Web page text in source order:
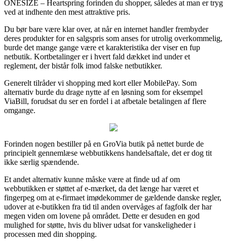
ONESIZE – Heartspring forinden du shopper, således at man er tryg
ved at indhente den mest attraktive pris.
Du bør bare være klar over, at når en internet handler frembyder
deres produkter for en salgspris som anses for utrolig overkommelig,
burde det mange gange være et karakteristika der viser en fup
netbutik. Kortbetalinger er i hvert fald dækket ind under et
reglement, der bistår folk imod falske netbutikker.
Generelt tilråder vi shopping med kort eller MobilePay. Som
alternativ burde du drage nytte af en løsning som for eksempel
ViaBill, forudsat du ser en fordel i at afbetale betalingen af flere
omgange.
Forinden nogen bestiller på en GroVia butik på nettet burde de
principielt gennemlæse webbutikkens handelsaftale, det er dog tit
ikke særlig spændende.
Et andet alternativ kunne måske være at finde ud af om
webbutikken er støttet af e-mærket, da det længe har været et
fingerpeg om at e-firmaet imødekommer de gældende danske regler,
udover at e-butikken fra tid til anden overvåges af fagfolk der har
megen viden om lovene på området. Dette er desuden en god
mulighed for støtte, hvis du bliver udsat for vanskeligheder i
processen med din shopping.